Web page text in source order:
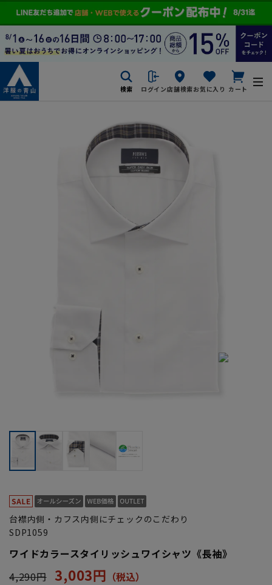
検索 ログイン店舗検索お気に入り カート
台襟内側・カフス内側にチェックのこだわり
SDP1059
ワイドカラースタイリッシュワイシャツ《長袖》
4,290円 3,003円